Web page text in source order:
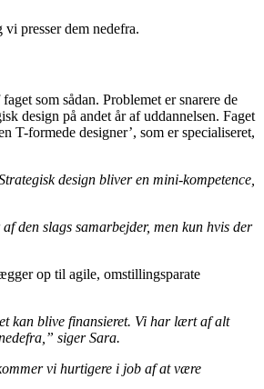
presser dem nedefra.
som sådan. Problemet er snarere de
design på andet år af uddannelsen. Faget
T-formede designer’, som er specialiseret,
design bliver en mini-kompetence,
den slags samarbejder, men kun hvis der
op til agile, omstillingsparate
kan blive finansieret. Vi har lært af alt
siger Sara.
vi hurtigere i job af at være